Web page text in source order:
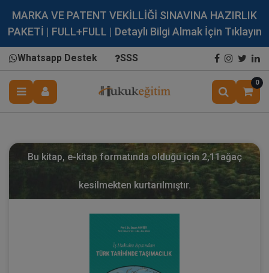
MARKA VE PATENT VEKİLLİĞİ SINAVINA HAZIRLIK
PAKETİ | FULL+FULL | Detaylı Bilgi Almak İçin Tıklayın
Whatsapp Destek SSS
0
Bu kitap, e-kitap formatında olduğu için 2,11 ağaç
kesilmekten kurtarılmıştır.